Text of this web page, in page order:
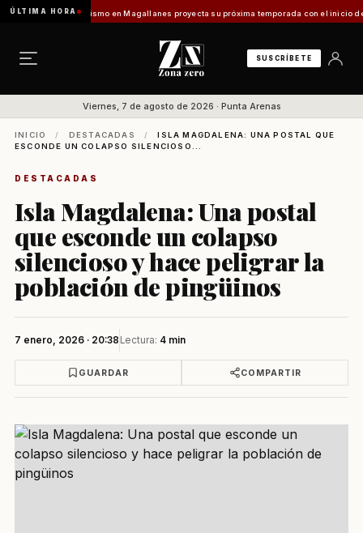
ÚLTIMA HORA
Vladilo] Turismo en Magallanes proyecta su próxima temporada con el inicio de
SUSCRÍBETE
Viernes, 7 de agosto de 2026 · Punta Arenas
INICIO / DESTACADAS /
ISLA MAGDALENA: UNA POSTAL QUE
ESCONDE UN COLAPSO SILENCIOSO...
DESTACADAS
Isla Magdalena: Una postal
que esconde un colapso
silencioso y hace peligrar la
población de pingüinos
7 enero, 2026 · 20:38 Lectura: 4 min
GUARDAR COMPARTIR